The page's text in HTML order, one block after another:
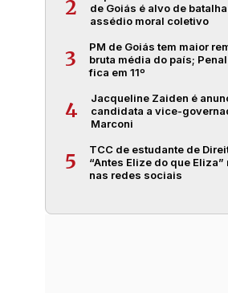
2
de Goiás é alvo de
assédio moral coletivo
3
PM de Goiás tem maior
bruta média do país;
fica em 11º
4
Jacqueline Zaiden é
candidata a vice-
Marconi
5
TCC de estudante de
“Antes Elize do que
nas redes sociais